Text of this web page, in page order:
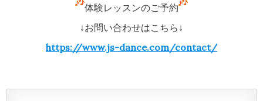
体験レッスンのご予約
↓お問い合わせはこちら↓
https://www.js-dance.com/contact/